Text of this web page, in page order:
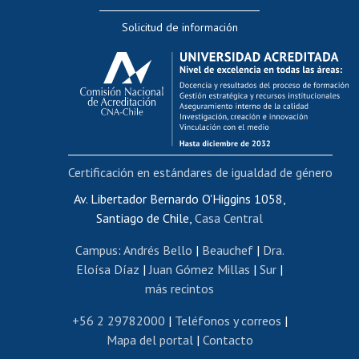
Evaluación docente
Calificación académica
Postulación al AUCAI
Funcionarias/os
Cursos internos de capacitación
Bienestar del personal
Portal de movilidad interna
Certificado de renta
Certificado de renta honorarios
Editar páginas blancas
Extranjeras/os
Revalidación y reconocimiento de títulos
Postulación al Programa de Movilidad Estudiantil
Solicitud de información
Av. Libertador Bernardo O'Higgins 1058,
Santiago de Chile, Casa Central
Campus: Andrés Bello | Beauchef| Dra.
Eloísa Díaz |Juan Gómez Millas | Sur |
más recintos
+56 2 29782000 | Teléfonos y correos |
Mapa del portal| Contacto
Certificación en estándares de igualdad de género